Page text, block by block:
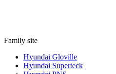
Family site
Hyundai Gloville
Hyundai Superteck